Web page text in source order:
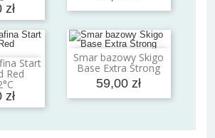
zł
Start
Red
zł
Smar bazowy Skigo
Base Extra Strong
59,00 zł
Dodaj do koszyka